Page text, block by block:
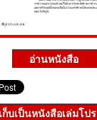
เก็บเป็นหนังสือเล่มโป